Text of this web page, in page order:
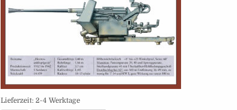
Lieferzeit: 2-4 Werktage